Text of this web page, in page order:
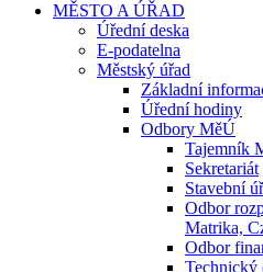
MĚSTO A ÚŘAD
Úřední deska
E-podatelna
Městský úřad
Základní
Úřední hodiny
Odbory MěÚ
Tajemník
Sekretariát
Stavební
Odbor
Matrika,
Odbor
Technický